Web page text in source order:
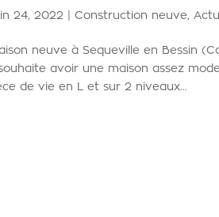
24, 2022 |Construction neuve,
neuve à Sequeville en Bessin
avoir une maison assez
de vie en L et sur 2 niveaux...